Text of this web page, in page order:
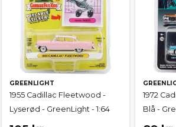
GREENLIGHT
1955 Cadillac Fleetwood -
Lyserød - GreenLight - 1:64
1972
Blå -